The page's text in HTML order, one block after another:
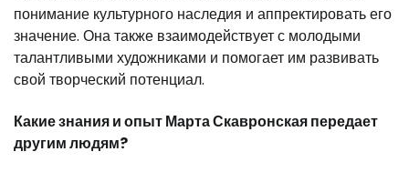
понимание культурного наследия и аппректировать его
значение. Она также взаимодействует с молодыми
талантливыми художниками и помогает им развивать
свой творческий потенциал.
Какие знания и опыт Марта Скавронская передает
другим людям?